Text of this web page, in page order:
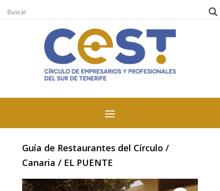
Guía de Restaurantes del Círculo /
Canaria / EL PUENTE